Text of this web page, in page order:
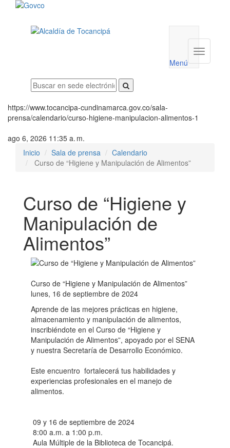
utilidades
Menú
Menú
https://www.tocancipa-cundinamarca.gov.co/sala-
prensa/calendario/curso-higiene-manipulacion-alimentos-1
ago 6, 2026 11:35 a. m.
Inicio
Sala de prensa
Calendario
Curso de “Higiene y Manipulación de Alimentos”
Curso de “Higiene y
Manipulación de
Alimentos”
Curso de “Higiene y Manipulación de Alimentos”
lunes, 16 de septiembre de 2024
Aprende de las mejores prácticas en higiene,
almacenamiento y manipulación de alimentos,
inscribiéndote en el Curso de “Higiene y
Manipulación de Alimentos”, apoyado por el SENA
y nuestra Secretaría de Desarrollo Económico.
Este encuentro fortalecerá tus habilidades y
experiencias profesionales en el manejo de
alimentos.
09 y 16 de septiembre de 2024
8:00 a.m. a 1:00 p.m.
Aula Múltiple de la Biblioteca de Tocancipá.